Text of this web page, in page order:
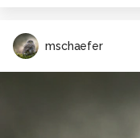
mschaefer